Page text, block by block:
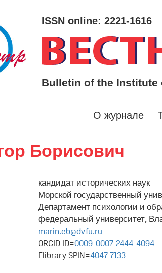
ISSN online: 2221-1616
Bulletin of the
О журнале
Борисович
кандидат исторических наук
Морской государственный
Департамент психологии и
федеральный университет,
marin.eb@dvfu.ru
ORCID ID=0009-0007-2444-4094
Elibrary SPIN=4047-7133